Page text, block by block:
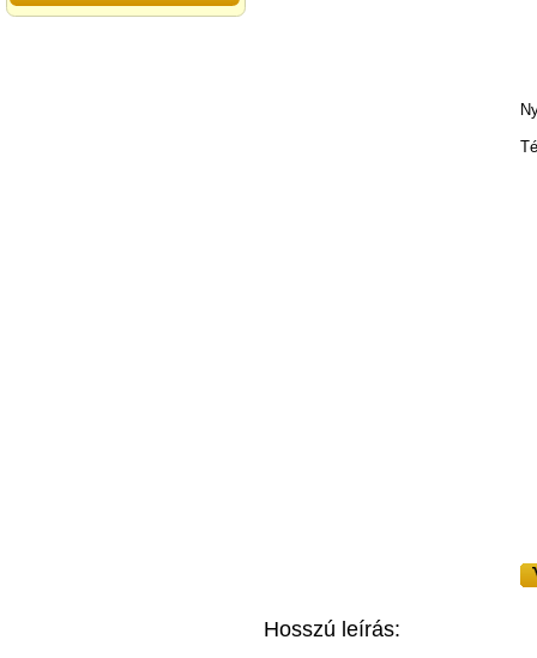
Hosszú leírás: